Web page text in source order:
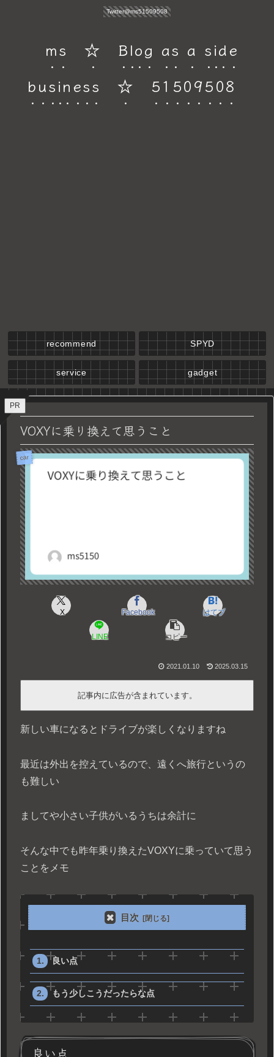
Twitter@ms51509508
ms ☆ Blog as a side
business ☆ 51509508
recommend SPYD
service gadget
PR
VOXYに乗り換えて思うこと
car
X Facebook はてブ
LINE コピー
2021.01.10 2025.03.15
記事内に広告が含まれています。
新しい車になるとドライブが楽しくなりますね
最近は外出を控えているので、遠くへ旅行というの
も難しい
ましてや小さい子供がいるうちは余計に
そんな中でも昨年乗り換えたVOXYに乗っていて思う
ことをメモ
目次
良い点
もう少しこうだったらな点
良い点